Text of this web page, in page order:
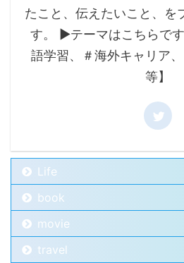
たこと、伝えたいこと、を
す。 ▶テーマはこちらで
語学習、＃海外キャリア、
等】
Life
book
movie
travel